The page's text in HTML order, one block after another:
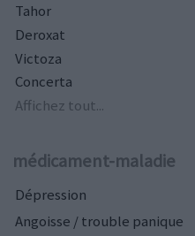
Tahor
Deroxat
Victoza
Concerta
Affichez tout...
médicament-maladie
Dépression
Angoisse / trouble panique